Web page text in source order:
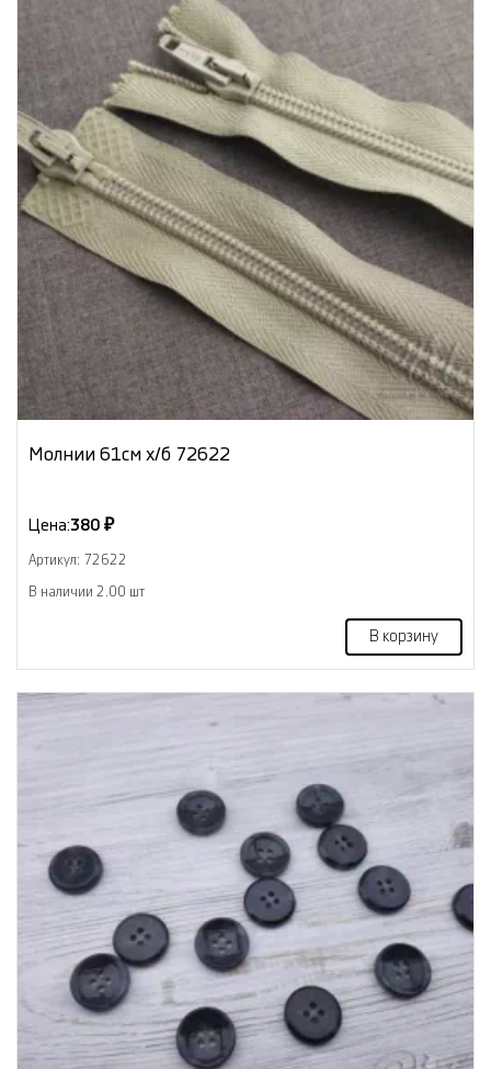
Молнии 61см х/б 72622
Цена:380 ₽
Артикул: 72622
В наличии 2.00 шт
В корзину